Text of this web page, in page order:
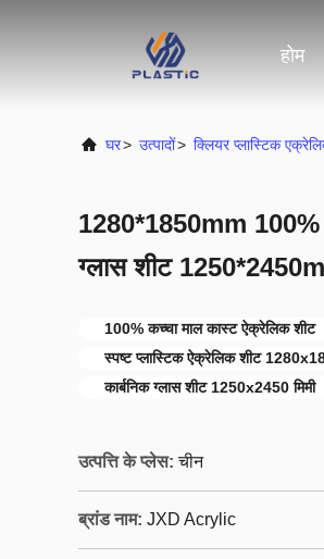
होम
घर> उत्पादों> क्लियर प्लास्टिक
1280*1850mm 100%
ग्लास शीट
100% कच्चा माल कास्ट ऐक्रेलिक शीट
स्पष्ट प्लास्टिक ऐक्रेलिक शीट
कार्बनिक ग्लास शीट 1250x2450 मिमी
उत्पत्ति के प्लेस: चीन
ब्रांड नाम: JXD Acrylic